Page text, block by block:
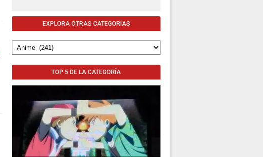
EXPLORA OTRAS CATEGORÍAS
TOP 5 DE LA CATEGORÍA